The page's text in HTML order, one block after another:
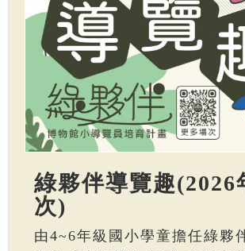
綠夥伴導覽趣(2026
次)
由4~6年級國小學童擔任綠夥